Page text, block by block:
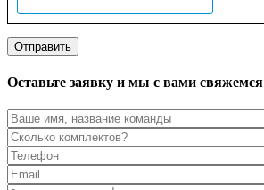
Оставьте заявку и мы с вами свяжемся